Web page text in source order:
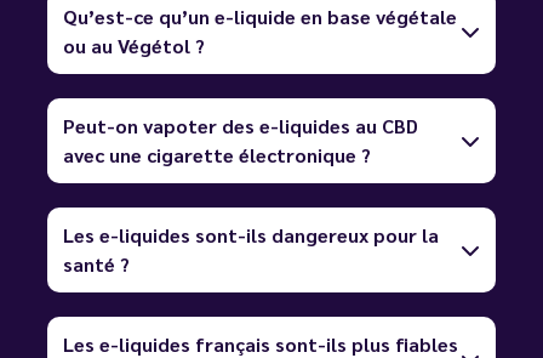
Qu’est-ce qu’un e-liquide en base végétale
ou au Végétol ?
Peut-on vapoter des e-liquides au CBD
avec une cigarette électronique ?
Les e-liquides sont-ils dangereux pour la
santé ?
Les e-liquides français sont-ils plus fiables